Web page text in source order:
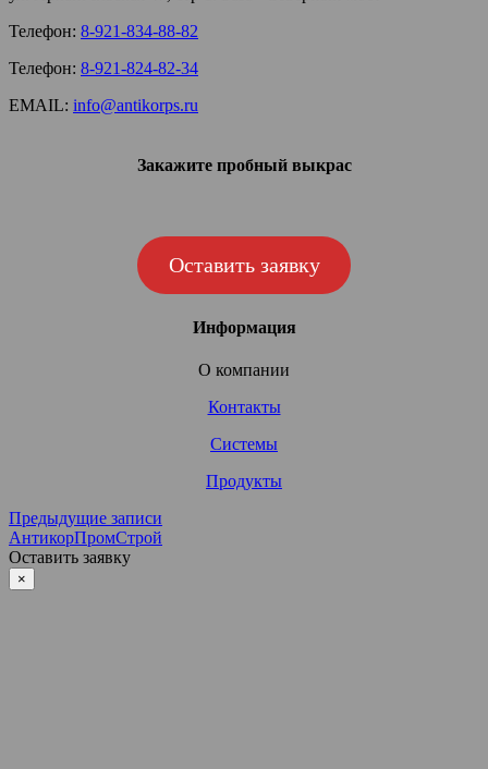
Телефон: 8-921-834-88-82
Телефон: 8-921-824-82-34
EMAIL: info@antikorps.ru
Закажите пробный выкрас
Оставить заявку
Информация
О компании
Контакты
Системы
Продукты
Навигация
по
записям
Предыдущие записи
АнтикорПромСтрой
Оставить заявку
×